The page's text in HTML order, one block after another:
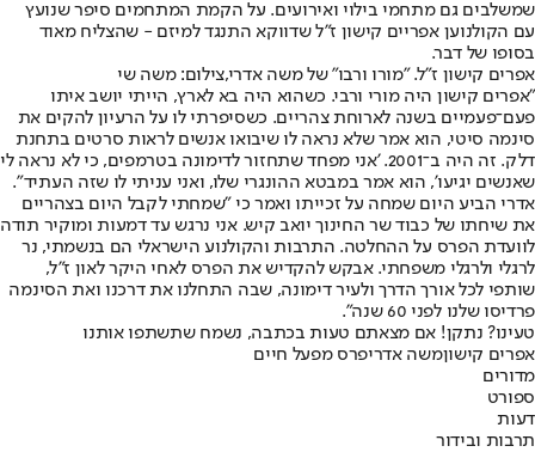
שמשלבים גם מתחמי בילוי ואירועים. על הקמת המתחמים סיפר שנועץ
עם הקולנוען אפריים קישון ז"ל שדווקא התנגד למיזם - שהצליח מאוד
בסופו של דבר.
אפרים קישון ז"ל. "מורו ורבו" של משה אדרי,צילום: משה שי
"אפרים קישון היה מורי ורבי. כשהוא היה בא לארץ, הייתי יושב איתו
פעם־פעמיים בשנה לארוחת צהריים. כשסיפרתי לו על הרעיון להקים את
סינמה סיטי, הוא אמר שלא נראה לו שיבואו אנשים לראות סרטים בתחנת
דלק. זה היה ב־2001. 'אני מפחד שתחזור לדימונה בטרמפים, כי לא נראה לי
שאנשים יגיעו', הוא אמר במבטא ההונגרי שלו, ואני עניתי לו שזה העתיד".
אדרי הביע היום שמחה על זכייתו ואמר כי "שמחתי לקבל היום בצהריים
את שיחתו של כבוד שר החינוך יואב קיש. אני נרגש עד דמעות ומוקיר תודה
לוועדת הפרס על ההחלטה. התרבות והקולנוע הישראלי הם בנשמתי, נר
לרגלי ולרגלי משפחתי. אבקש להקדיש את הפרס לאחי היקר לאון ז"ל,
שותפי לכל אורך הדרך ולעיר דימונה, שבה התחלנו את דרכנו ואת הסינמה
פרדיסו שלנו לפני 60 שנה".
טעינו? נתקן! אם מצאתם טעות בכתבה, נשמח שתשתפו אותנו
אפרים קישוןמשה אדריפרס מפעל חיים
מדורים
ספורט
דעות
תרבות ובידור